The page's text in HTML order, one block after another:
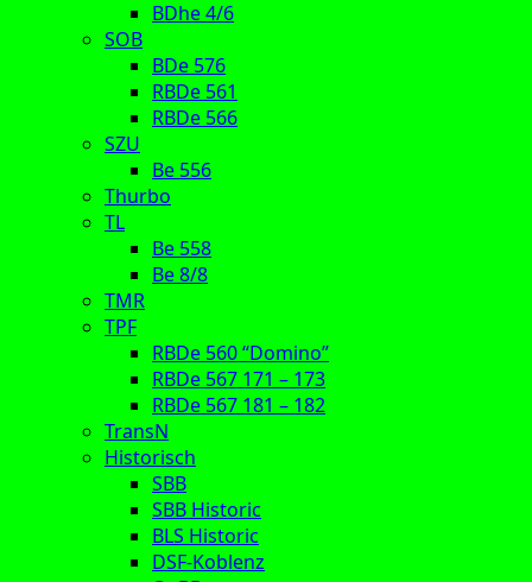
BDhe 4/6
SOB
BDe 576
RBDe 561
RBDe 566
SZU
Be 556
Thurbo
TL
Be 558
Be 8/8
TMR
TPF
RBDe 560 “Domino”
RBDe 567 171 – 173
RBDe 567 181 – 182
TransN
Historisch
SBB
SBB Historic
BLS Historic
DSF-Koblenz